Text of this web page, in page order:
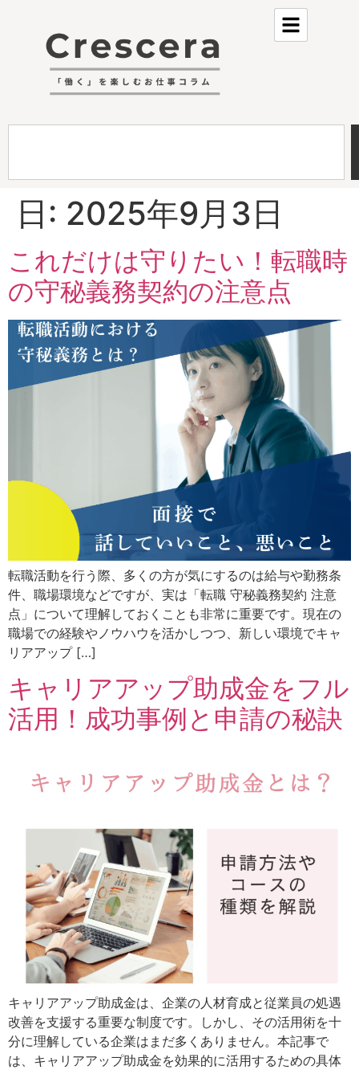
日: 2025年9月3日
これだけは守りたい！転職時
の守秘義務契約の注意点
転職活動を行う際、多くの方が気にするのは給与や勤務条
件、職場環境などですが、実は「転職 守秘義務契約 注意
点」について理解しておくことも非常に重要です。現在の
職場での経験やノウハウを活かしつつ、新しい環境でキャ
リアアップ […]
キャリアアップ助成金をフル
活用！成功事例と申請の秘訣
キャリアアップ助成金は、企業の人材育成と従業員の処遇
改善を支援する重要な制度です。しかし、その活用術を十
分に理解している企業はまだ多くありません。本記事で
は、キャリアアップ助成金を効果的に活用するための具体